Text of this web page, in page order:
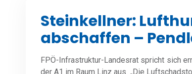
Steinkellner:
abschaffen –
FPÖ-Infrastruktur-Landesrat spricht sich
der A1 im Raum Linz aus „Die